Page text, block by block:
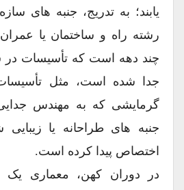
یابند؛ به تدریج، جنبه های
رشته راه و ساختمان یا
چند دهه است که تأسیسات در
جدا شده است، مثل تأسیسات
گرمایشی که به مهندس
جنبه های طراحانه یا زیبایی
اختصاص پیدا کرده است.
در دوران کهن، معماری یک